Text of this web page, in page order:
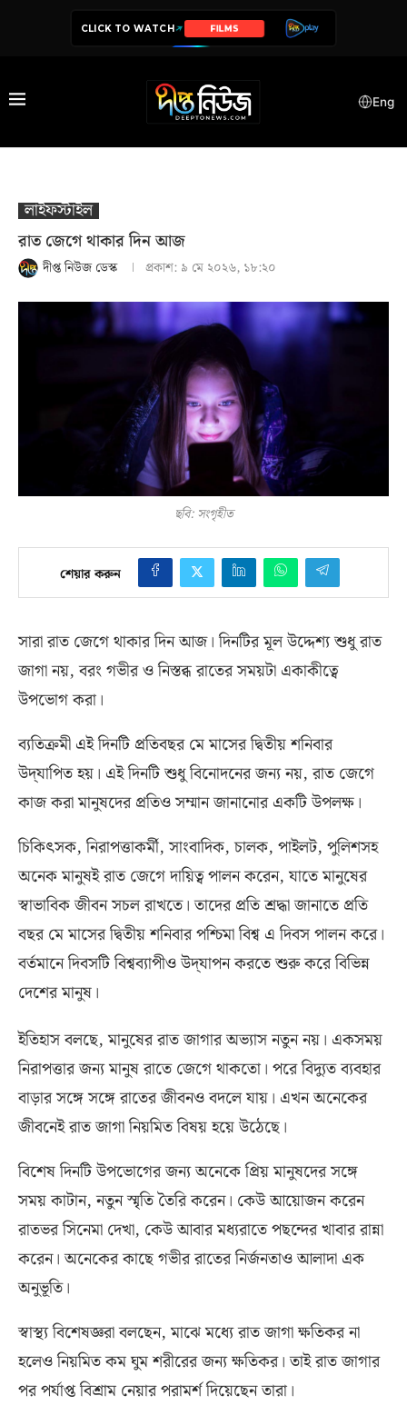
CLICK TO WATCH SERIES
Eng
লাইফস্টাইল
রাত জেগে থাকার দিন আজ
দীপ্ত নিউজ ডেস্ক প্রকাশ: ৯ মে ২০২৬, ১৮:২০
ছবি: সংগৃহীত
শেয়ার করুন
সারা রাত জেগে থাকার দিন আজ। দিনটির মূল উদ্দেশ্য শুধু রাত
জাগা নয়,বরং গভীর ও নিস্তব্ধ রাতের সময়টা একাকীত্বে
উপভোগ করা।
ব্যতিক্রমী এই দিনটি প্রতিবছর মে মাসের দ্বিতীয় শনিবার
উদ্‌যাপিত হয়। এই দিনটি শুধু বিনোদনের জন্য নয়,রাত জেগে
কাজ করা মানুষদের প্রতিও সম্মান জানানোর একটি উপলক্ষ।
চিকিৎসক,নিরাপত্তাকর্মী,সাংবাদিক, চালক, পাইলট, পুলিশসহ
অনেক মানুষই রাত জেগে দায়িত্ব পালন করেন,যাতে মানুষের
স্বাভাবিক জীবন সচল রাখতে। তাদের প্রতি শ্রদ্ধা জানাতে প্রতি
বছর মে মাসের দ্বিতীয় শনিবার পশ্চিমা বিশ্ব এ দিবস পালন করে।
বর্তমানে দিবসটি বিশ্বব্যাপীও উদ্‌যাপন করতে শুরু করে বিভিন্ন
দেশের মানুষ।
ইতিহাস বলছে,মানুষের রাত জাগার অভ্যাস নতুন নয়। একসময়
নিরাপত্তার জন্য মানুষ রাতে জেগে থাকতো। পরে বিদ্যুত ব্যবহার
বাড়ার সঙ্গে সঙ্গে রাতের জীবনও বদলে যায়। এখন অনেকের
জীবনেই রাত জাগা নিয়মিত বিষয় হয়ে উঠেছে।
বিশেষ দিনটি উপভোগের জন্য অনেকে প্রিয় মানুষদের সঙ্গে
সময় কাটান,নতুন স্মৃতি তৈরি করেন। কেউ আয়োজন করেন
রাতভর সিনেমা দেখা, কেউ আবার মধ্যরাতে পছন্দের খাবার রান্না
করেন। অনেকের কাছে গভীর রাতের নির্জনতাও আলাদা এক
অনুভূতি।
স্বাস্থ্য বিশেষজ্ঞরা বলছেন,মাঝে মধ্যে রাত জাগা ক্ষতিকর না
হলেও নিয়মিত কম ঘুম শরীরের জন্য ক্ষতিকর। তাই রাত জাগার
পর পর্যাপ্ত বিশ্রাম নেয়ার পরামর্শ দিয়েছেন তারা।